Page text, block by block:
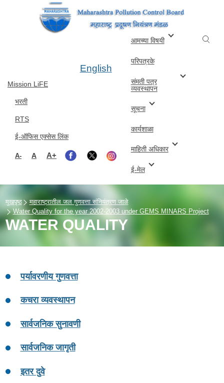
Mission LiFE
भरती
RTS
ई-ऑफिस एक्सेस लिंक
A- A A+
English
आमच्या विषयी
परिपत्रके
संमती पत्र
व्यवस्थापन
सूचना
कार्यशाळा
माहिती अधिकार
ई-मेल
मुखपृष्ठ
महाराष्ट्रातील जल गुणवत्ता संनियंत्रण जाळे
Water Quality for the year 2002-2003 under GEMS MINARS Project
WATER QUALITY
पर्यावरणीय गुणवत्ता
कचरा व्यवस्थापन
सार्वजनिक सुनावणी
सार्वजनिक जागृती
इतर दुवे